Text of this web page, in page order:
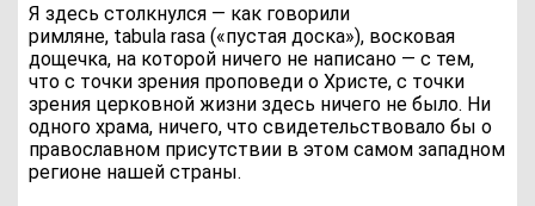
Я здесь столкнулся — как говорили
римляне, tabula rasa («пустая доска»), восковая
дощечка, на которой ничего не написано — с тем,
что с точки зрения проповеди о Христе, с точки
зрения церковной жизни здесь ничего не было. Ни
одного храма, ничего, что свидетельствовало бы о
православном присутствии в этом самом западном
регионе нашей страны.